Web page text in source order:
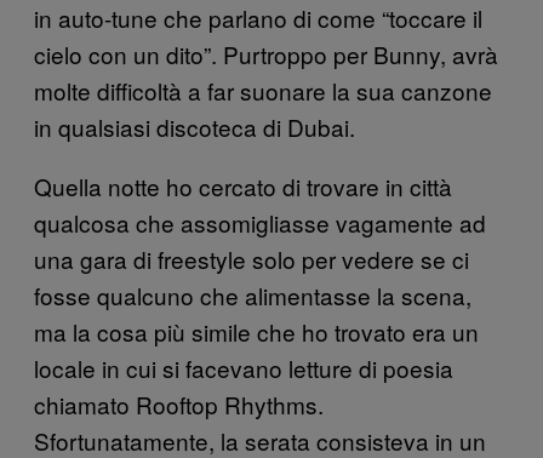
in auto-tune che parlano di come “toccare il
cielo con un dito”. Purtroppo per Bunny, avrà
molte difficoltà a far suonare la sua canzone
in qualsiasi discoteca di Dubai.
Quella notte ho cercato di trovare in città
qualcosa che assomigliasse vagamente ad
una gara di freestyle solo per vedere se ci
fosse qualcuno che alimentasse la scena,
ma la cosa più simile che ho trovato era un
locale in cui si facevano letture di poesia
chiamato Rooftop Rhythms.
Sfortunatamente, la serata consisteva in un